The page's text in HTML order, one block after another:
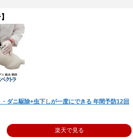
ダニ駆除+虫下しが一度にできる 年間予防12回
楽天で見る